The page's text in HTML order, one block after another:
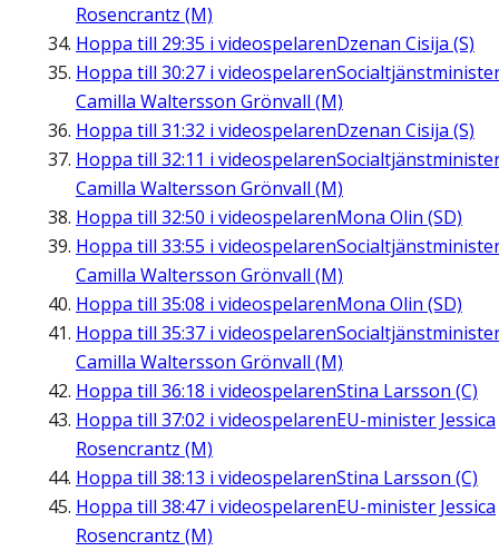
Rosencrantz (M)
Hoppa till 29:35 i videospelarenDzenan Cisija (S)
Hoppa till 30:27 i videospelaren
Camilla Waltersson Grönvall (M)
Hoppa till 31:32 i videospelarenDzenan Cisija (S)
Hoppa till 32:11 i videospelaren
Camilla Waltersson Grönvall (M)
Hoppa till 32:50 i videospelarenMona Olin (SD)
Hoppa till 33:55 i videospelaren
Camilla Waltersson Grönvall (M)
Hoppa till 35:08 i videospelarenMona Olin (SD)
Hoppa till 35:37 i videospelaren
Camilla Waltersson Grönvall (M)
Hoppa till 36:18 i videospelarenStina Larsson (C)
Hoppa till 37:02 i videospelarenEU-minister Jessica
Rosencrantz (M)
Hoppa till 38:13 i videospelarenStina Larsson (C)
Hoppa till 38:47 i videospelarenEU-minister Jessica
Rosencrantz (M)